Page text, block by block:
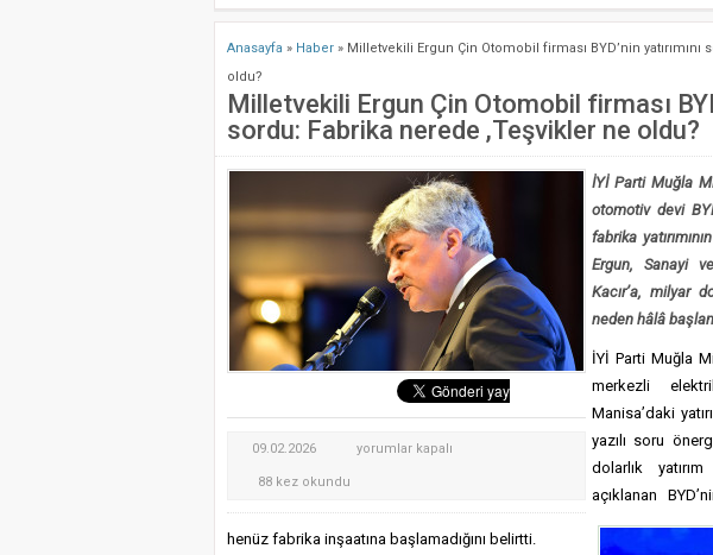
Bodrum’da Havuz Dairesinde sıkışan kişiyi İtfaiye
Kötekli’de Yol Kazısında Mezar Buluntuları Ortaya
Seydikemer’de Yangın Sonrası Seferberlik
Marmaris’teki Suikast Timinin 10 Yıllık Firarisi
ATIK KAĞIDIN EL İŞİ VE BOYAMA SANATIYLA
Muğla’nın Ula İlçesinin Akyaka Plajına alınmayan
Anasayfa » Haber » Milletvekili Ergun Çin Otomobil firması BYD’nin
oldu?
Milletvekili Ergun Çin Otomobil firması
sordu: Fabrika nerede ,Teşvikler ne oldu?
09.02.2026
Milletvekili
Otomobil
yorumlar kapalı
88 kez okundu
İYİ Parti Muğla
otomotiv devi
fabrika
Ergun, Sanayi
Kacır’a, milyar
neden hâlâ
İYİ Parti Muğla
merkezli
Manisa’daki
yazılı soru
dolarlık
açıklanan
henüz fabrika inşaatına başlamadığını belirtti.
Zorlu